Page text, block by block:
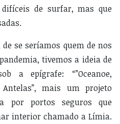
difíceis de surfar, mas que
se seríamos quem de nos
tivemos a ideia de
a epígrafe: “”Oceanoe,
mais um projeto
por portos seguros que
interior chamado a Límia.